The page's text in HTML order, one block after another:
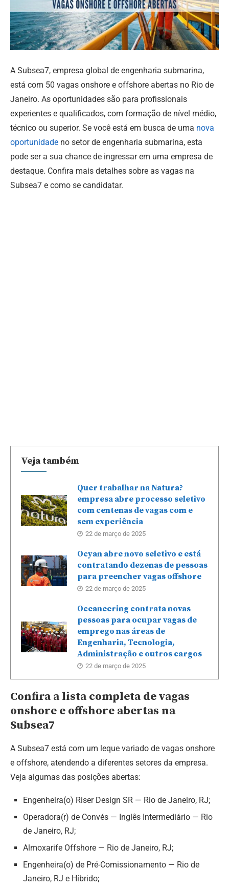
A Subsea7, empresa global de engenharia submarina,
está com 50 vagas onshore e offshore abertas no Rio de
Janeiro. As oportunidades são para profissionais
experientes e qualificados, com formação de nível médio,
técnico ou superior. Se você está em busca de uma nova
oportunidade no setor de engenharia submarina, esta
pode ser a sua chance de ingressar em uma empresa de
destaque. Confira mais detalhes sobre as vagas na
Subsea7 e como se candidatar.
Veja também
Quer trabalhar na Natura?
empresa abre processo seletivo
com centenas de vagas com e
sem experiência
22 de março de 2025
Ocyan abre novo seletivo e está
contratando dezenas de pessoas
para preencher vagas offshore
22 de março de 2025
Oceaneering contrata novas
pessoas para ocupar vagas de
emprego nas áreas de
Engenharia, Tecnologia,
Administração e outros cargos
22 de março de 2025
Confira a lista completa de vagas
onshore e offshore abertas na
Subsea7
A Subsea7 está com um leque variado de vagas onshore
e offshore, atendendo a diferentes setores da empresa.
Veja algumas das posições abertas:
Engenheira(o) Riser Design SR — Rio de Janeiro, RJ;
Operadora(r) de Convés — Inglês Intermediário — Rio
de Janeiro, RJ;
Almoxarife Offshore — Rio de Janeiro, RJ;
Engenheira(o) de Pré-Comissionamento — Rio de
Janeiro, RJ e Híbrido;